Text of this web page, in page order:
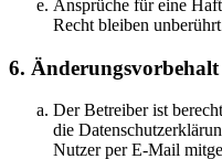
Ansprüche für eine
Recht bleiben
6. Änderungsvorbehalt
Der Betreiber ist
die
Nutzer per E-Mail